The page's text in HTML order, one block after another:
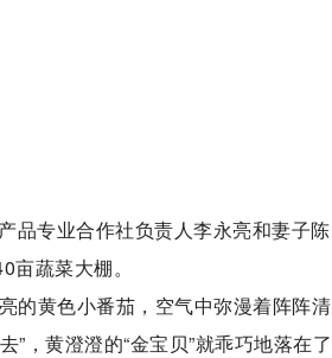
品专业合作社负责人李永亮和妻子陈
蔬菜大棚。
的黄色小番茄，空气中弥漫着阵阵清
，黄澄澄的“金宝贝”就乖巧地落在了